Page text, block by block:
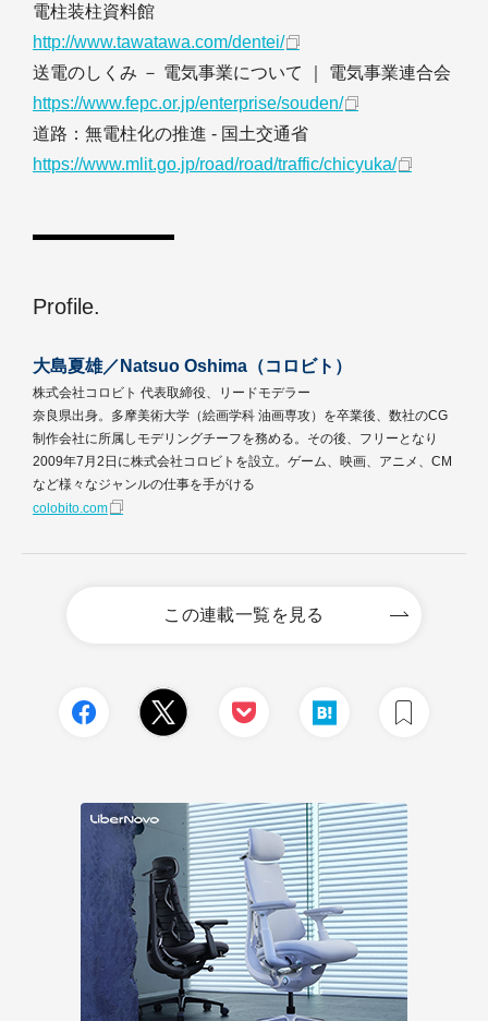
電柱装柱資料館
http://www.tawatawa.com/dentei/
送電のしくみ － 電気事業について ｜ 電気事業連合会
https://www.fepc.or.jp/enterprise/souden/
道路：無電柱化の推進 - 国土交通省
https://www.mlit.go.jp/road/road/traffic/chicyuka/
Profile.
大島夏雄／Natsuo Oshima（コロビト）
株式会社コロビト 代表取締役、リードモデラー
奈良県出身。多摩美術大学（絵画学科 油画専攻）を卒業後、数社のCG
制作会社に所属しモデリングチーフを務める。その後、フリーとなり
2009年7月2日に株式会社コロビトを設立。ゲーム、映画、アニメ、CM
など様々なジャンルの仕事を手がける
colobito.com
この連載一覧を見る